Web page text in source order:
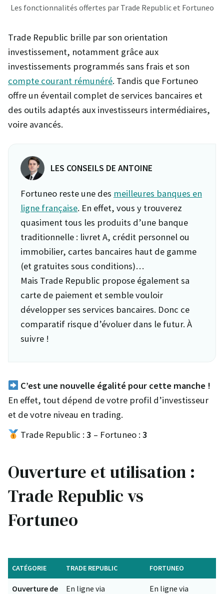
Les fonctionnalités offertes par Trade Republic et Fortuneo
Trade Republic brille par son orientation
investissement, notamment grâce aux
investissements programmés sans frais et son
compte courant rémunéré. Tandis que Fortuneo
offre un éventail complet de services bancaires et
des outils adaptés aux investisseurs intermédiaires,
voire avancés.
LES CONSEILS DE ANTOINE
Fortuneo reste une des meilleures banques en
ligne française. En effet, vous y trouverez
quasiment tous les produits d’une banque
traditionnelle : livret A, crédit personnel ou
immobilier, cartes bancaires haut de gamme
(et gratuites sous conditions)…
Mais Trade Republic propose également sa
carte de paiement et semble vouloir
développer ses services bancaires. Donc ce
comparatif risque d’évoluer dans le futur. À
suivre !
C’est une nouvelle égalité pour cette manche !
En effet, tout dépend de votre profil d’investisseur
et de votre niveau en trading.
Trade Republic :3 – Fortuneo :3
Ouverture et utilisation :
Trade Republic vs
Fortuneo
CATÉGORIE TRADE REPUBLIC FORTUNEO
Ouverture de
En ligne via
En ligne via